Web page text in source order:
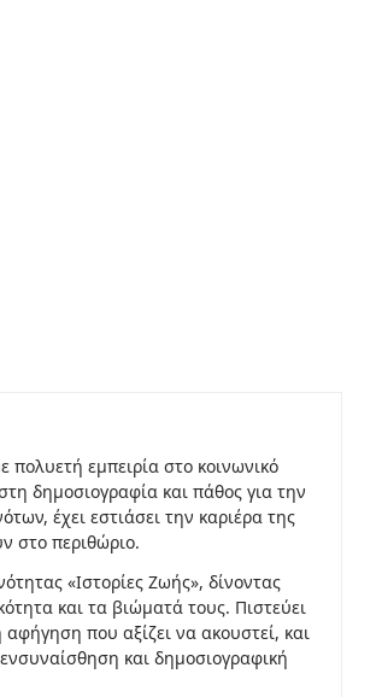
πολυετή εμπειρία στο κοινωνικό
δημοσιογραφία και πάθος για την
έχει εστιάσει την καριέρα της
στο περιθώριο.
«Ιστορίες Ζωής», δίνοντας
και τα βιώματά τους. Πιστεύει
που αξίζει να ακουστεί, και
και δημοσιογραφική